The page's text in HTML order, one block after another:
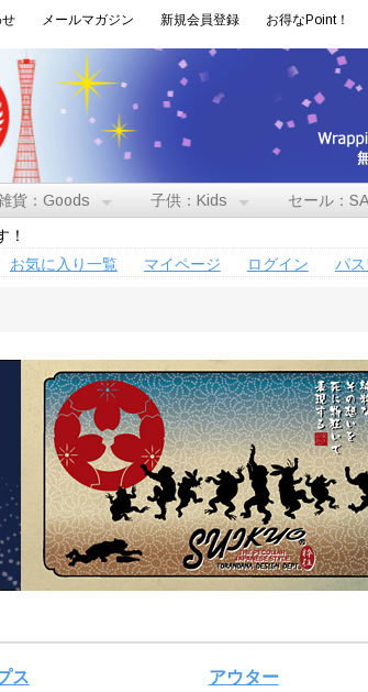
メールマガジン 新規会員登録 お得なPoint！
貨：Goods 子供：Kids セール：
！
お気に入り一覧
マイページ ログイン パ
ス アウター